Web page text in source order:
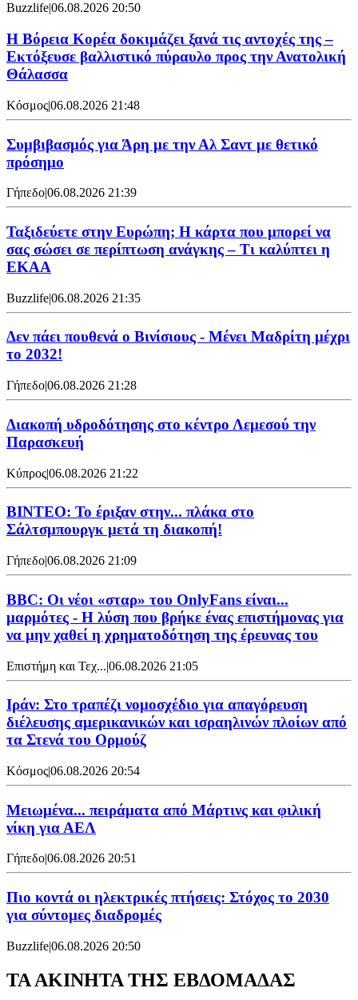
Buzzlife|06.08.2026 20:50
Η Βόρεια Κορέα δοκιμάζει ξανά τις αντοχές της –
Εκτόξευσε βαλλιστικό πύραυλο προς την Ανατολική
Θάλασσα
Κόσμος|06.08.2026 21:48
Συμβιβασμός για Άρη με την Αλ Σαντ με θετικό
πρόσημο
Γήπεδο|06.08.2026 21:39
Ταξιδεύετε στην Ευρώπη; Η κάρτα που μπορεί να
σας σώσει σε περίπτωση ανάγκης – Τι καλύπτει η
ΕΚΑΑ
Buzzlife|06.08.2026 21:35
Δεν πάει πουθενά ο Βινίσιους - Μένει Μαδρίτη μέχρι
το 2032!
Γήπεδο|06.08.2026 21:28
Διακοπή υδροδότησης στο κέντρο Λεμεσού την
Παρασκευή
Κύπρος|06.08.2026 21:22
ΒΙΝΤΕΟ: Το έριξαν στην... πλάκα στο
Σάλτσμπουργκ μετά τη διακοπή!
Γήπεδο|06.08.2026 21:09
BBC: Οι νέοι «σταρ» του OnlyFans είναι...
μαρμότες - Η λύση που βρήκε ένας επιστήμονας για
να μην χαθεί η χρηματοδότηση της έρευνας του
Επιστήμη και Τεχ...|06.08.2026 21:05
Ιράν: Στο τραπέζι νομοσχέδιο για απαγόρευση
διέλευσης αμερικανικών και ισραηλινών πλοίων από
τα Στενά του Ορμούζ
Κόσμος|06.08.2026 20:54
Μειωμένα... πειράματα από Μάρτινς και φιλική
νίκη για ΑΕΛ
Γήπεδο|06.08.2026 20:51
Πιο κοντά οι ηλεκτρικές πτήσεις: Στόχος το 2030
για σύντομες διαδρομές
Buzzlife|06.08.2026 20:50
ΤΑ ΑΚΙΝΗΤΑ ΤΗΣ ΕΒΔΟΜΑΔΑΣ